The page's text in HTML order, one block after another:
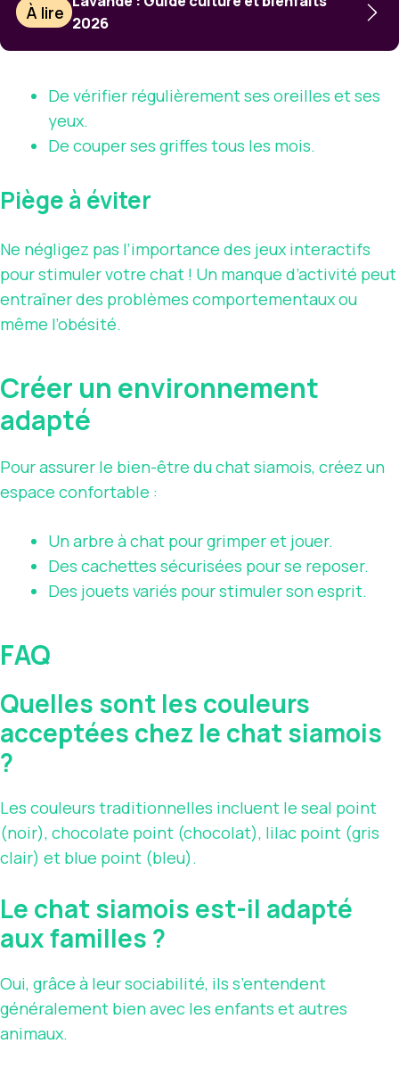
À lire 2026
De vérifier régulièrement ses oreilles et ses
yeux.
De couper ses griffes tous les mois.
Piège à éviter
Ne négligez pas l’importance des jeux interactifs
pour stimuler votre chat ! Un manque d’activité peut
entraîner des problèmes comportementaux ou
même l’obésité.
Créer un environnement
adapté
Pour assurer le bien-être du chat siamois, créez un
espace confortable :
Un arbre à chat pour grimper et jouer.
Des cachettes sécurisées pour se reposer.
Des jouets variés pour stimuler son esprit.
FAQ
Quelles sont les couleurs
acceptées chez le chat siamois
?
Les couleurs traditionnelles incluent le seal point
(noir), chocolate point (chocolat), lilac point (gris
clair) et blue point (bleu).
Le chat siamois est-il adapté
aux familles ?
Oui, grâce à leur sociabilité, ils s’entendent
généralement bien avec les enfants et autres
animaux.